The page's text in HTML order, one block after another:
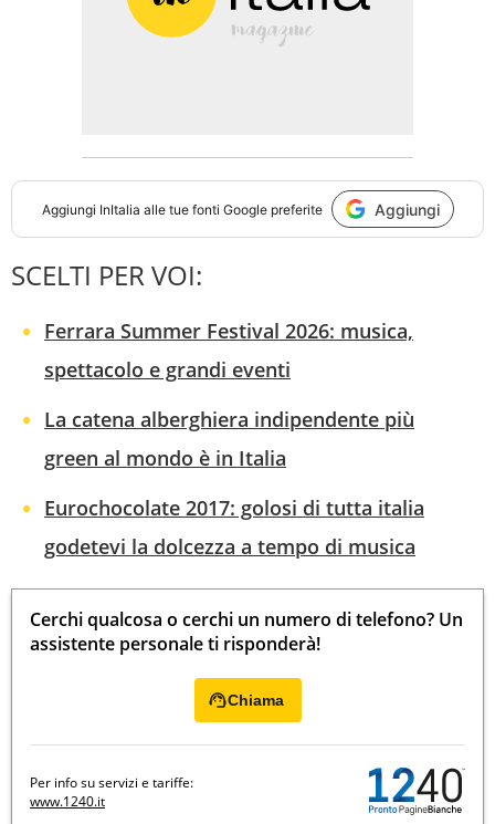
Aggiungi InItalia alle tue fonti Google preferite Aggiungi
SCELTI PER VOI:
Ferrara Summer Festival 2026: musica,
spettacolo e grandi eventi
La catena alberghiera indipendente più
green al mondo è in Italia
Eurochocolate 2017: golosi di tutta italia
godetevi la dolcezza a tempo di musica
Cerchi qualcosa o cerchi un numero di telefono? Un
assistente personale ti risponderà!
Chiama
Per info su servizi e tariffe:
www.1240.it